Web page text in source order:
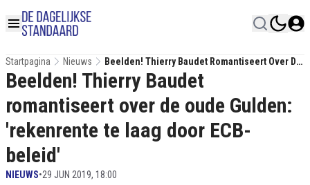
Startpagina Nieuws
Beelden! Thierry Baudet Romantiseert Over De
Oude Gulden: 'rekenrente Te Laag Door ECB-
Beleid'
Beelden! Thierry Baudet
romantiseert over de oude Gulden:
'rekenrente te laag door ECB-
beleid'
NIEUWS•29 JUN 2019, 18:00